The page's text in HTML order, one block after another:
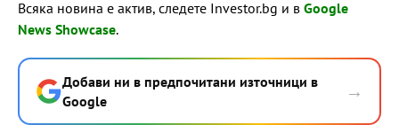
Всяка новина е актив, следете Investor.bg и в Google
News Showcase.
Добави ни в предпочитани източници в
Google
→